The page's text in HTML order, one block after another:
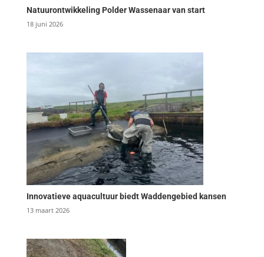
Natuurontwikkeling Polder Wassenaar van start
18 juni 2026
Innovatieve aquacultuur biedt Waddengebied kansen
13 maart 2026